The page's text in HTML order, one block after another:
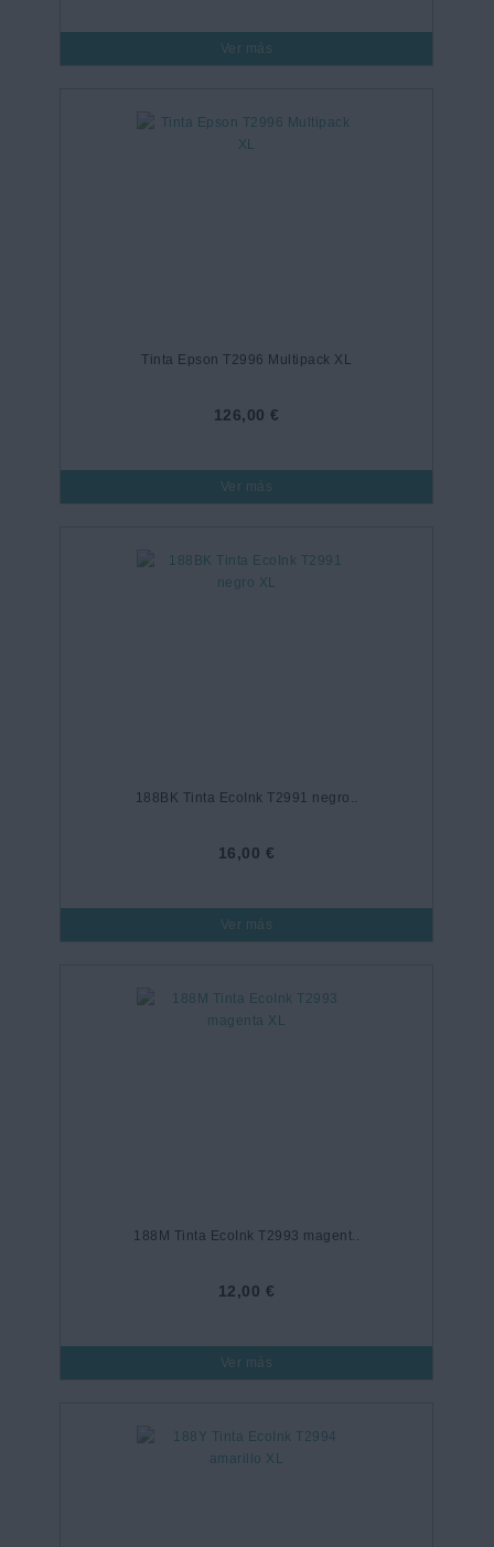
Ver más
Tinta Epson T2996 Multipack XL
126,00 €
Ver más
188BK Tinta EcoInk T2991 negro..
16,00 €
Ver más
188M Tinta EcoInk T2993 magent..
12,00 €
Ver más